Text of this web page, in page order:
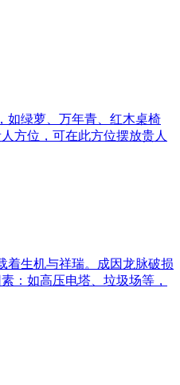
如绿萝、万年青、红木桌椅
方位，可在此方位摆放贵人
着生机与祥瑞。成因龙脉破损
：如高压电塔、垃圾场等，